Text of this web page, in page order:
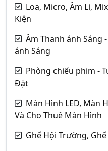
Loa, Micro, Âm Li,
Kiện
Âm Thanh ánh Sáng
ánh Sáng
Phòng chiếu phim -
Đặt
Màn Hình LED, Màn
Và Cho Thuê Màn Hình
Ghế Hội Trường,